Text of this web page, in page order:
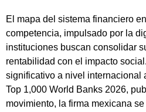
El mapa del sistema financiero
competencia, impulsado por la
instituciones buscan consolidar
rentabilidad con el impacto
significativo a nivel internacional
Top 1,000 World Banks 2026,
movimiento, la firma mexicana